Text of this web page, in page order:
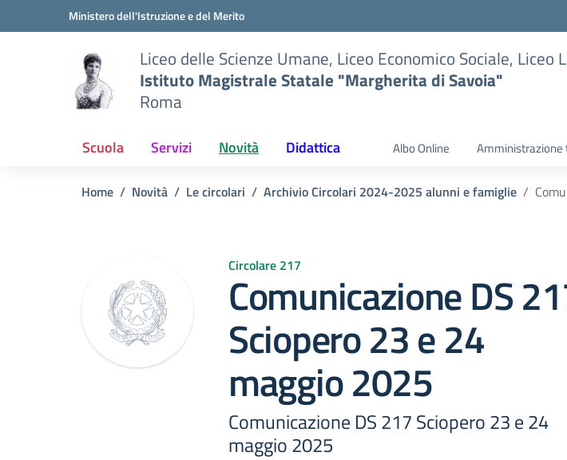
Vai ai contenuti
Vai al menu di navigazioneMinistero dell'Istruzione e del Merito
Liceo delle Scienze Umane, Liceo Economico Sociale, Liceo
Istituto Magistrale Statale "Margherita di Savoia"
Roma
Scuola Servizi Novità Didattica Albo Online Amministrazione
Home Novità Le circolari Archivio Circolari 2024-2025 alunni e famiglie
Circolare 217
Comunicazione DS
Sciopero 23 e 24
maggio 2025
Comunicazione DS 217 Sciopero 23 e 24
maggio 2025